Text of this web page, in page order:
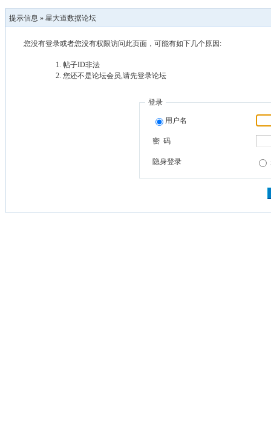
提示信息 » 星大道数据论坛
您没有登录或者您没有权限访问此页面，可能有如下几个原因:
帖子ID非法
您还不是论坛会员,请先登录论坛
登录
用户名
密 码
隐身登录